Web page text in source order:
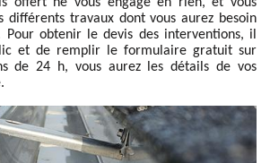
différents travaux dont vous aurez besoin
Pour obtenir le devis des interventions, il
et de remplir le formulaire gratuit sur
de 24 h, vous aurez les détails de vos